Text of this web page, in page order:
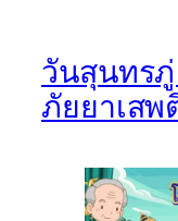
วันสุนทร
ภัยยาเสพ